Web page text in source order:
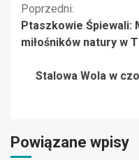
Kontynuuj
czytanie
Poprzedni:
Ptaszkowie Śpiewali:
miłośników natury w
Stalowa Wola w
Powiązane wpisy